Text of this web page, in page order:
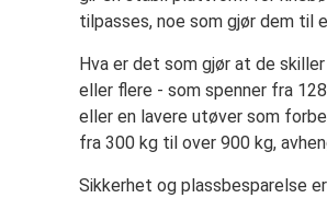
tilpasses, noe som gjør dem til
Hva er det som gjør at de
eller flere - som spenner fra
eller en lavere utøver som
fra 300 kg til over 900 kg,
Sikkerhet og plassbesparelse